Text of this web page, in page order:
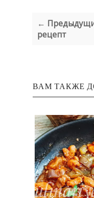
←
рецепт
ВАМ ТАКЖЕ